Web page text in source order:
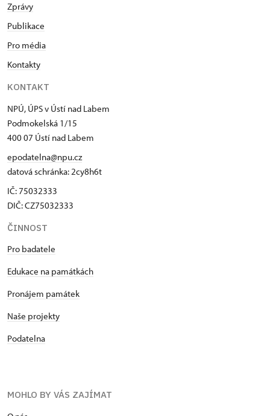
Zprávy
Publikace
Pro média
Kontakty
KONTAKT
NPÚ, ÚPS v Ústí nad Labem
Podmokelská 1/15
400 07 Ústí nad Labem
epodatelna@npu.cz
datová schránka: 2cy8h6t​
IČ: 75032333
DIČ: CZ75032333
ČINNOST
Pro badatele
Edukace na památkách
Pronájem památek
Naše projekty
Podatelna
MOHLO BY VÁS ZAJÍMAT